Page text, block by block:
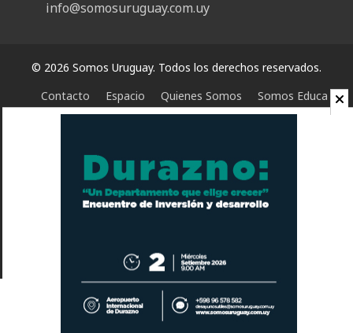
info@somosuruguay.com.uy
© 2026 Somos Uruguay. Todos los derechos reservados.
Contacto
Espacio Quienes Somos Somos Educa